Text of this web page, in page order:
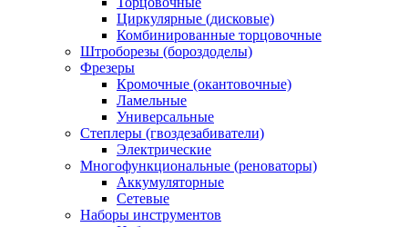
Циркулярные (дисковые)
Комбинированные торцовочные
Штроборезы (бороздоделы)
Фрезеры
Кромочные (окантовочные)
Ламельные
Универсальные
Степлеры (гвоздезабиватели)
Электрические
Многофункциональные (реноваторы)
Аккумуляторные
Сетевые
Наборы инструментов